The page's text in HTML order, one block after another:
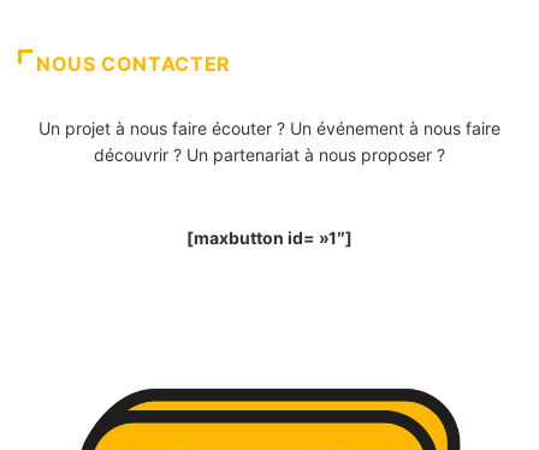
NOUS CONTACTER
Un projet à nous faire écouter ? Un événement à nous faire
découvrir ? Un partenariat à nous proposer ?
[maxbutton id= »1″]